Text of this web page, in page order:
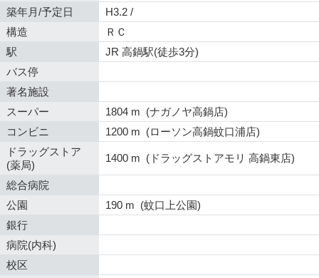
築年月/予定日
H3.2 /
構造
ＲＣ
駅
JR 高鍋駅(徒歩3分)
バス停
著名施設
スーパー
1804 m (ナガノヤ高鍋店)
コンビニ
1200 m (ローソン高鍋蚊口浦店)
ドラッグストア
(薬局)
1400 m (ドラッグストアモリ 高鍋東店)
総合病院
公園
190 m (蚊口上公園)
銀行
病院(内科)
校区